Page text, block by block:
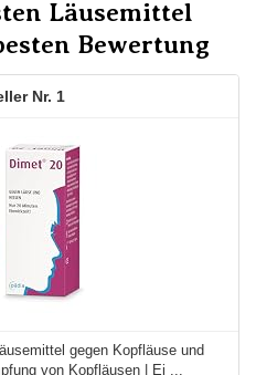
Läusemittel
Bewertung
1
gegen Kopfläuse und
von Kopfläusen | Ei ...